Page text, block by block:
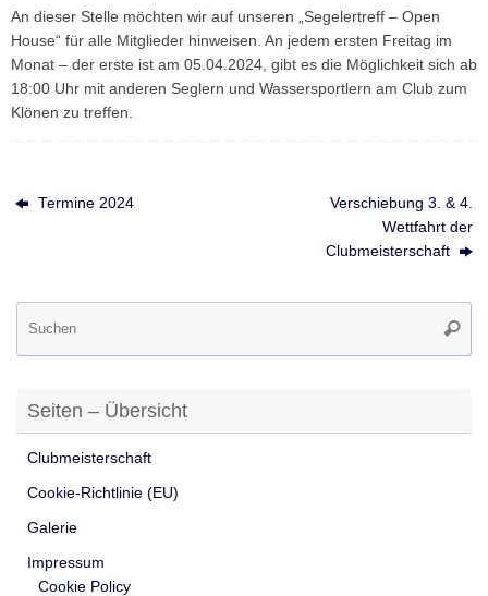
An dieser Stelle möchten wir auf unseren „Segelertreff – Open
House“ für alle Mitglieder hinweisen. An jedem ersten Freitag im
Monat – der erste ist am 05.04.2024, gibt es die Möglichkeit sich ab
18:00 Uhr mit anderen Seglern und Wassersportlern am Club zum
Klönen zu treffen.
Termine 2024
Verschiebung 3. & 4.
Wettfahrt der
Clubmeisterschaft
Seiten – Übersicht
Clubmeisterschaft
Cookie-Richtlinie (EU)
Galerie
Impressum
Cookie Policy